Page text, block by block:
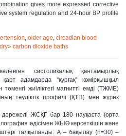
gives more expressed corrective
system regulation and 24-hour BP profile
older age circadian blood
carbon dioxide baths
систоликалық қантамырлық
адамдарда “құрғақ” көмірқышқыл
жиіліктегі магнитті емді (ТЖМЕ)
тəуліктік профилі (ҚТП) мен жүрек
дəрежелі ЖСҚГ бар 180 науқаста (орта
əдісімен ЖЫӨ көрсеткішін жəне
талқыланды: А – бақылау (n=30) –